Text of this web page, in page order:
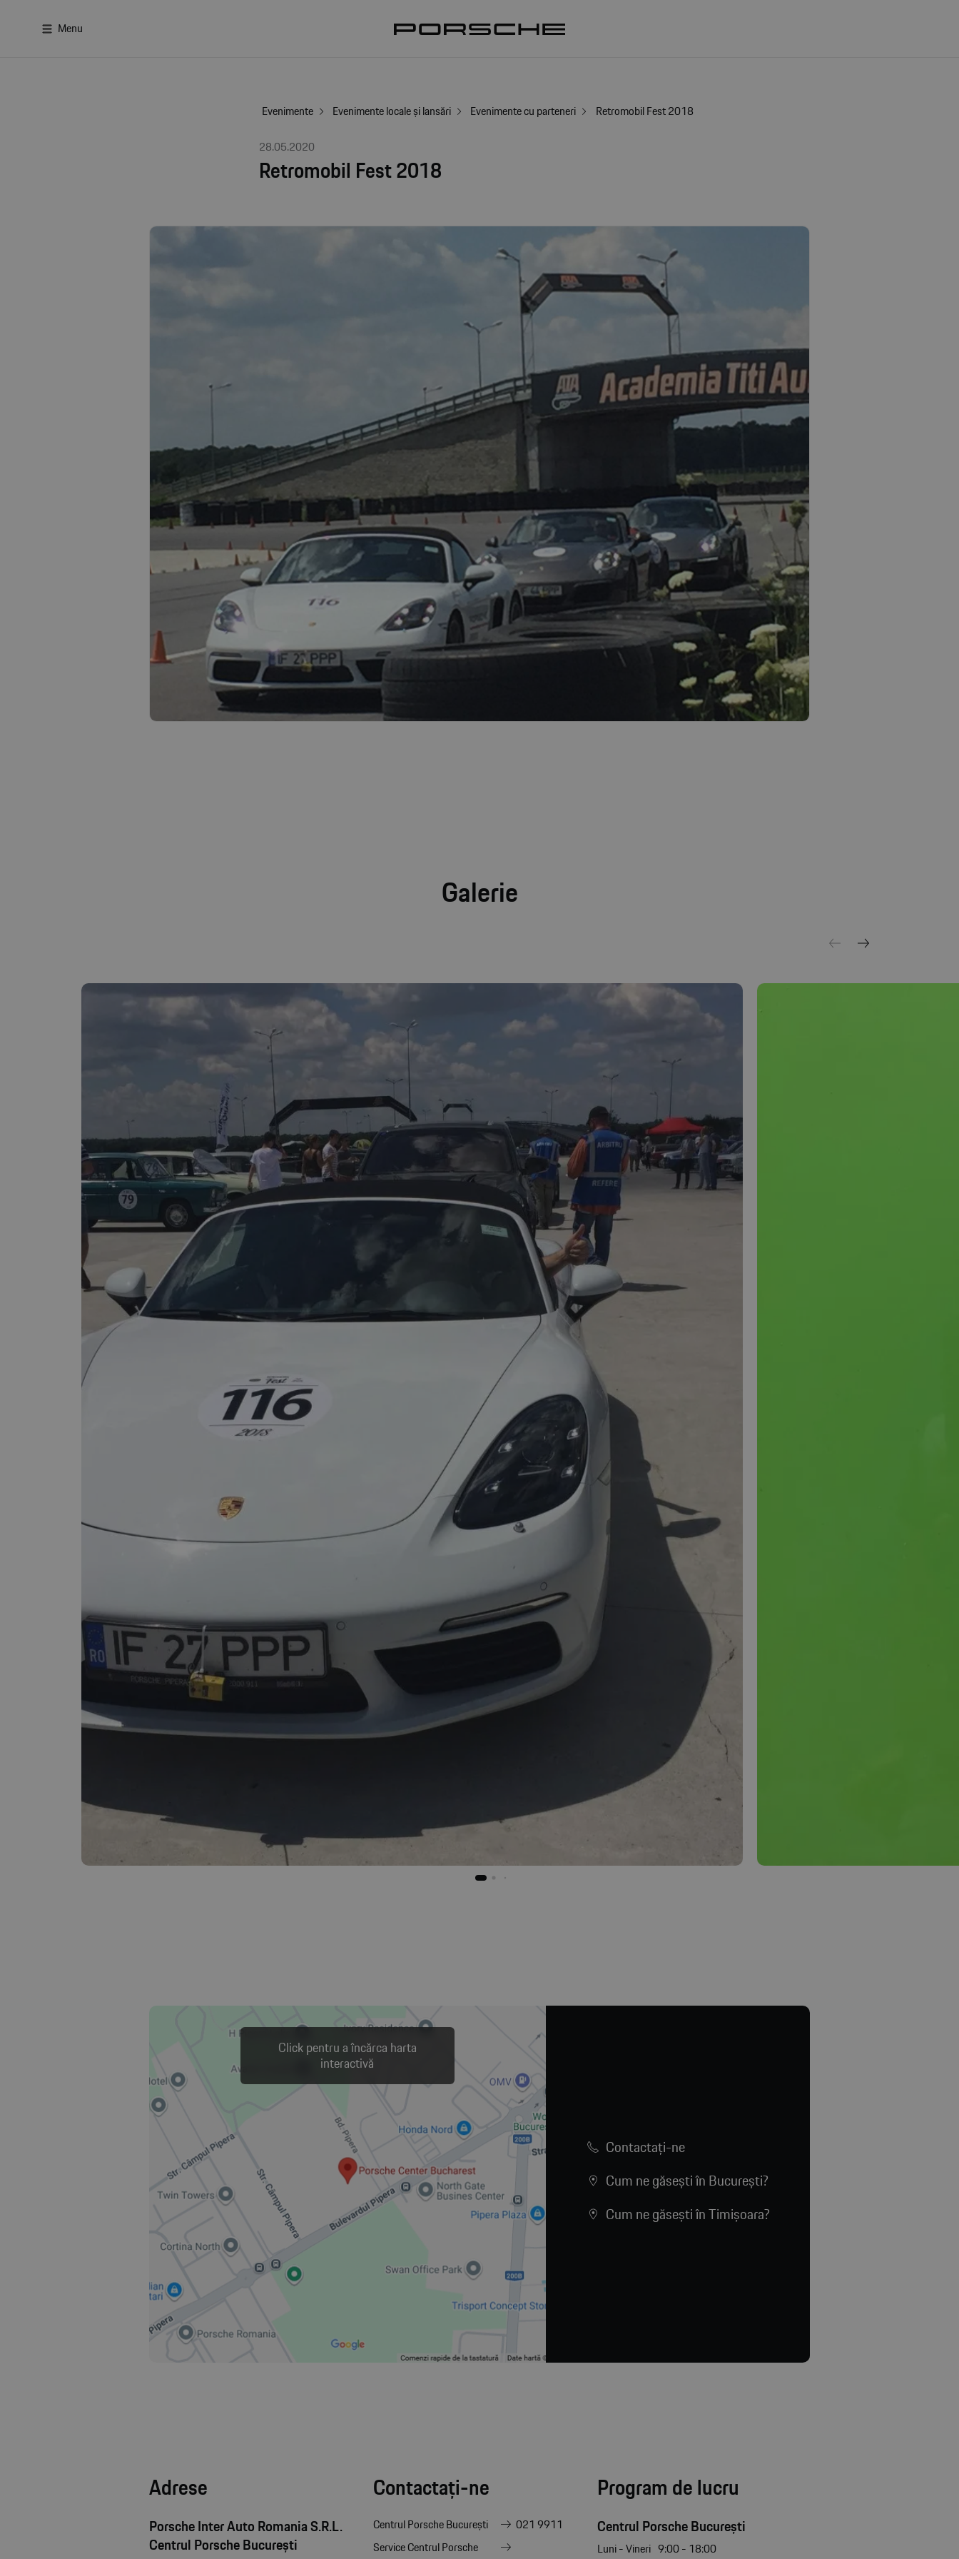
Menu
Evenimente Evenimente locale și lansări Evenimente cu parteneri
Retromobil Fest 2018
28.05.2020
Retromobil Fest 2018
Galerie
Click pentru a încărca harta
interactivă
Contactaţi-ne
Cum ne găsești în București?
Cum ne găsești în Timișoara?
Adrese
Porsche Inter Auto Romania S.R.L.
Centrul Porsche București
Contactați-ne
Centrul Porsche București
021 9911
Service Centrul Porsche
Program de lucru
Centrul Porsche București
Luni - Vineri 9:00 - 18:00